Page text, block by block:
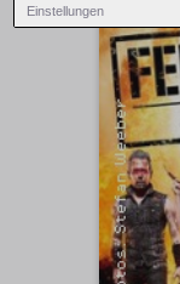
Einstellungen